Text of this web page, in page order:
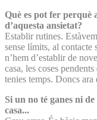
Què es pot fer perquè
d’aquesta ansietat?
Establir rutines.
sense límits, al contacte
n’hem d’establir de
casa, les coses
tenies temps. Doncs ara
Si un no té ganes ni
casa...